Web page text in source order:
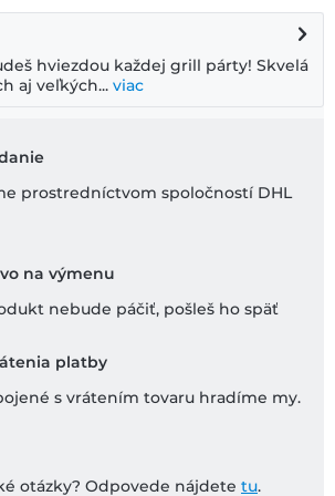
hviezdou každej grill párty! Skvelá
aj veľkých... viac
prostredníctvom spoločností DHL
na výmenu
nebude páčiť, pošleš ho späť
platby
s vrátením tovaru hradíme my.
otázky? Odpovede nájdete tu.